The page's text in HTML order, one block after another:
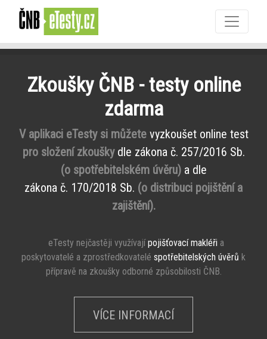
Zkoušky ČNB - testy online
zdarma
V aplikaci eTesty si můžetevyzkoušet online test
pro složení zkoušky dle zákona č. 257/2016 Sb.
(o spotřebitelském úvěru)a dle
zákona č. 170/2018 Sb. (o distribuci pojištění a
zajištění).
eTesty nejčastěji využívajípojišťovací makléři a
poskytovatelé a zprostředkovatelé spotřebitelských úvěrů k
přípravě na zkoušky odborné způsobilosti ČNB.
VÍCE INFORMACÍ